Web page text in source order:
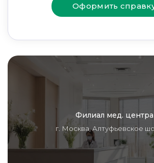
Оформить
Филиал мед. центра
г. Москва, Алтуфьевское